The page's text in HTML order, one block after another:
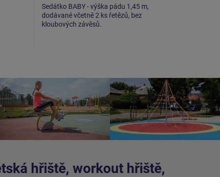
Sedátko BABY - výška pádu 1,45 m,
dodávané včetně 2 ks řetězů, bez
kloubových závěsů.
hřiště, workout hřiště,